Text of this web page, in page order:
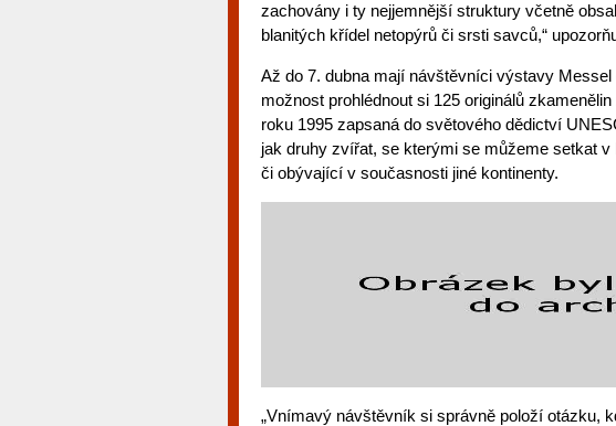
zachovány i ty nejjemnější struktury včetně
blanitých křídel netopýrů či srsti savců,“
Až do 7. dubna mají návštěvníci výstavy
možnost prohlédnout si 125 originálů
roku 1995 zapsaná do světového dědictví
jak druhy zvířat, se kterými se můžeme setkat
či obývající v současnosti jiné kontinenty.
„Vnímavý návštěvník si správně položí otázku,